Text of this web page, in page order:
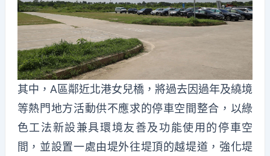
其中，A區鄰近北港女兒橋，將過去因過年及繞境
等熱門地方活動供不應求的停車空間整合，以綠
色工法新設兼具環境友善及功能使用的停車空
間，並設置一處由堤外往堤頂的越堤道，強化堤